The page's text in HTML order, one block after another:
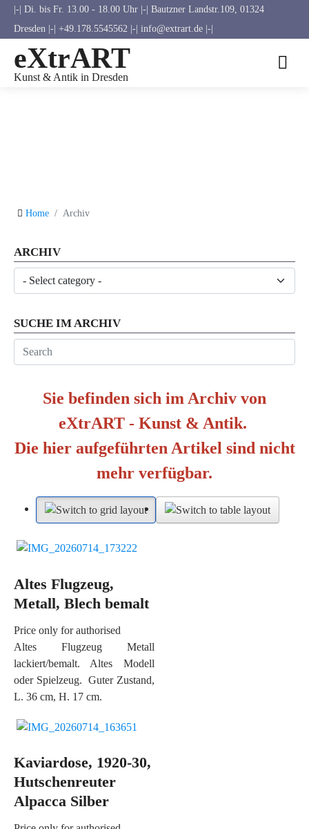
|-| Di. bis Fr. 13.00 - 18.00 Uhr |-| Bautzner Landstr.109, 01324
Dresden |-| +49.178.5545562 |-| info@extrart.de |-|
eXtrART
Kunst & Antik in Dresden
Home Archiv
ARCHIV
SUCHE IM ARCHIV
Sie befinden sich im Archiv von
eXtrART - Kunst & Antik.
Die hier aufgeführten Artikel sind nicht
mehr verfügbar.
Altes Flugzeug,
Metall, Blech bemalt
Price only for authorised
Altes Flugzeug Metall
lackiert/bemalt. Altes Modell
oder Spielzeug. Guter Zustand,
L. 36 cm, H. 17 cm.
Kaviardose, 1920-30,
Hutschenreuter
Alpacca Silber